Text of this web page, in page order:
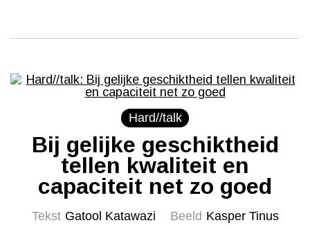
Hard//talk
Bij gelijke geschiktheid
tellen kwaliteit en
capaciteit net zo goed
Tekst Gatool Katawazi Beeld Kasper Tinus